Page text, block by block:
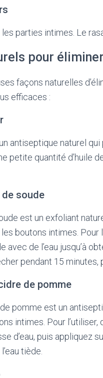
parties intimes. Le
pour
façons naturelles
efficaces :
antiseptique naturel
petite quantité
soude
est un exfoliant
boutons intimes.
avec de l’eau jusqu’à
pendant 15 minutes,
de pomme
pomme est un
intimes. Pour
d’eau, puis appliquez
tiède.